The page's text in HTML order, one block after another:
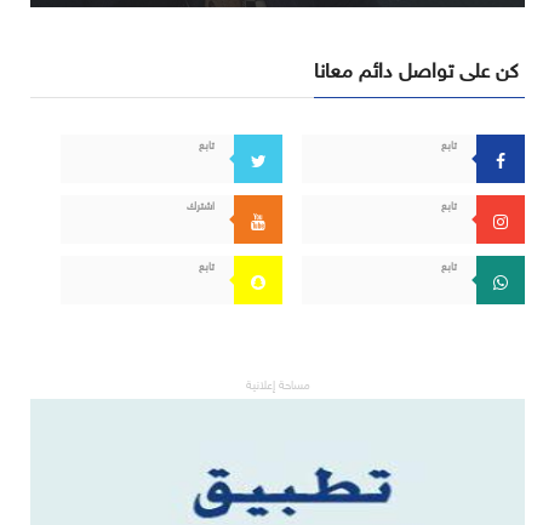
كن على تواصل دائم معانا
تابع تابع
تابع اشترك
تابع تابع
مساحة إعلانية